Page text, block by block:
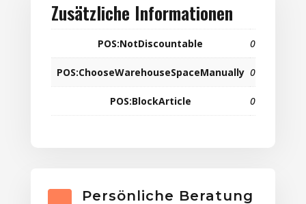
Zusätzliche Informationen
POS:NotDiscountable 0
POS:ChooseWarehouseSpaceManually 0
POS:BlockArticle 0
Persönliche Beratung